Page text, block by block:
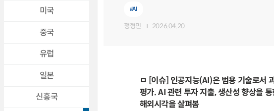
미국
중국
유럽
일본
신흥국
#AI
정형민 2026.04.20
ㅁ [이슈] 인공지능(AI)은 범용 기술로서
평가. AI 관련 투자 지출, 생산성 향상을
해외시각을 살펴봄